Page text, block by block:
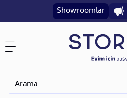
Showroomlar